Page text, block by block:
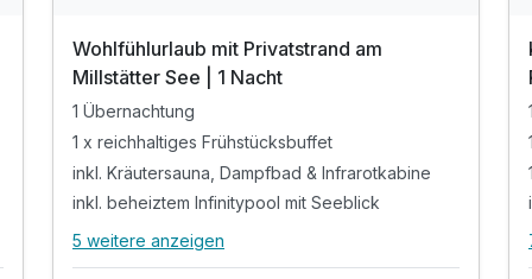
Wohlfühlurlaub mit Privatstrand am
Millstätter See | 1 Nacht
1 Übernachtung
1 x reichhaltiges Frühstücksbuffet
inkl. Kräutersauna, Dampfbad & Infrarotkabine
inkl. beheiztem Infinitypool mit Seeblick
Alle Inklusivleistungen
5 weitere anzeigen